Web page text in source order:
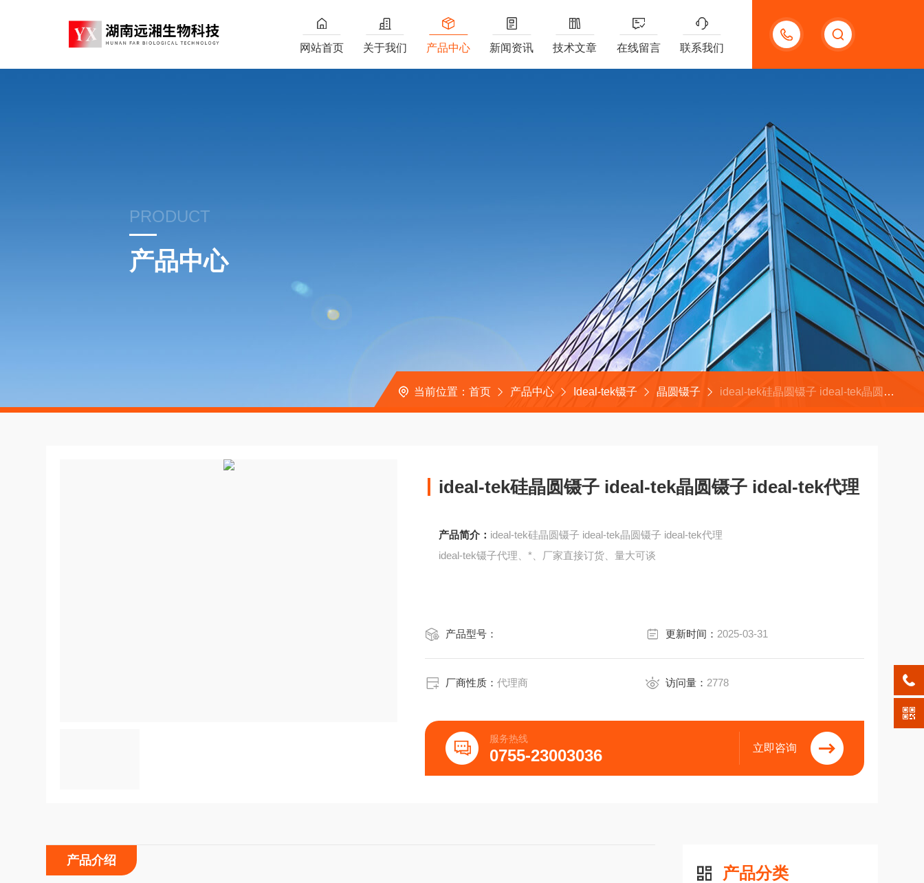
18123966210
网站首页 关于我们 产品中心 新闻资讯 技术文章 在线留言 联系我们
PRODUCT
产品中心
当前位置： 首页 产品中心 Ideal-tek镊子 晶圆镊子 ideal-tek硅晶圆镊子 ideal-tek晶圆镊子 ideal-tek代理
ideal-tek硅晶圆镊子 ideal-tek晶圆镊子 ideal-tek代理
产品简介： ideal-tek硅晶圆镊子 ideal-tek晶圆镊子 ideal-tek代理
ideal-tek镊子代理、*、厂家直接订货、量大可谈
产品型号： 更新时间： 2025-03-31
厂商性质：代理商 访问量： 2778
服务热线
0755-23003036 立即咨询
产品分类
产品介绍